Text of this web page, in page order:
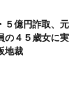
５億円詐取、元
の４５歳女に実
地裁